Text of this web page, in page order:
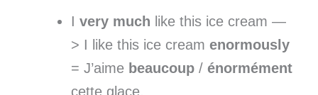
I very much like this ice cream —
> I like this ice cream enormously
= J’aime beaucoup / énormément
cette glace.